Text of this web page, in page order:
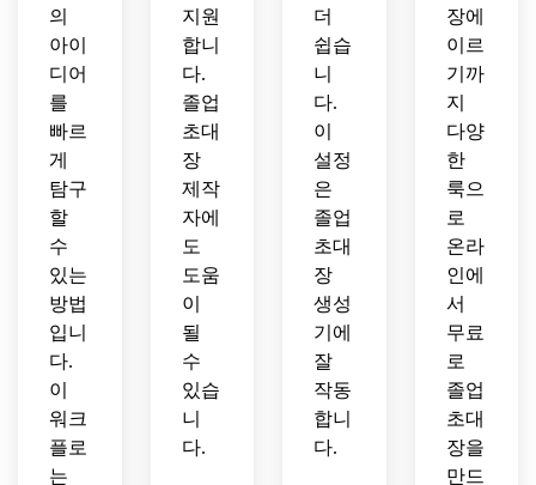
의
아이
디어
를
빠르
게
탐구
할
수
있는
방법
입니
다.
이
워크
플로
는
지원
합니
다.
졸업
초대
장
제작
자에
도
도움
이
될
수
있습
니
다.
더
쉽습
니
다.
이
설정
은
졸업
초대
장
생성
기에
잘
작동
합니
다.
장에
이르
기까
지
다양
한
룩으
로
온라
인에
서
무료
로
졸업
초대
장을
만드